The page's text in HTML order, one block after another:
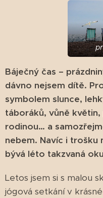
Báječný čas –
dávno nejsem dítě.
symbolem slunce,
táboráků, vůně
rodinou… a
nebem. Navíc i trošku
bývá léto takzvaná
Letos jsem si s malou
jógová setkání v